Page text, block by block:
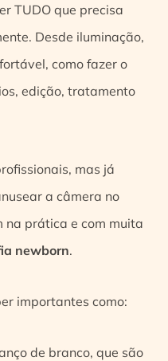
TUDO que precisa
Desde iluminação,
como fazer o
edição, tratamento
mas já
a câmera no
na prática e com muita
newborn.
importantes como:
de branco, que são